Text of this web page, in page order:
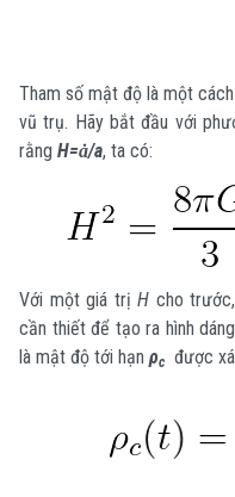
Tham số mật độ là một
vũ trụ. Hãy bắt đầu với
rằng H=ȧ/a, ta có:
Với một giá trịH cho
cần thiết để tạo ra hình
là mật độ tới hạn ρc được